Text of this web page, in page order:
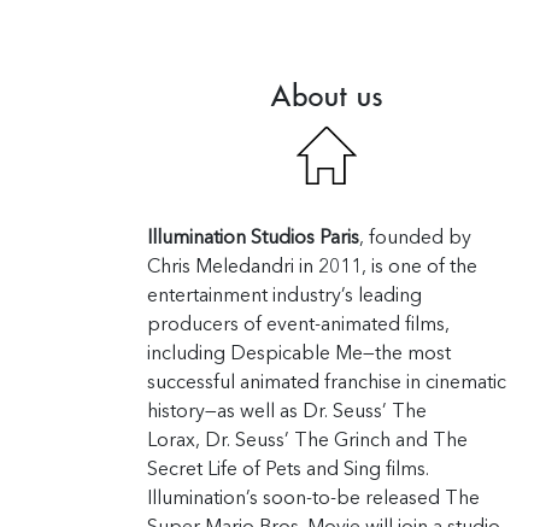
About us
Illumination Studios Paris, founded by
Chris Meledandri in 2011, is one of the
entertainment industry’s leading
producers of event-animated films,
including Despicable Me—the most
successful animated franchise in cinematic
history—as well as Dr. Seuss’ The
Lorax, Dr. Seuss’ The Grinch and
The
Secret Life of Pets and Sing films.
Illumination’s soon-to-be released
The